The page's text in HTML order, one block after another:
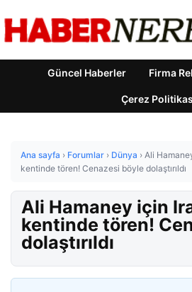
Güncel Haberler Firma
Çerez
Ana sayfa › Forumlar › Dünya › Ali
kentinde tören! Cenazesi böyle dolaştırıldı
Ali Hamaney için
kentinde tören!
dolaştırıldı